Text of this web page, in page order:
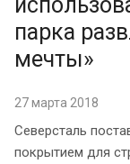
парка
мечты»
27 марта 2018
Северсталь
покрытием для